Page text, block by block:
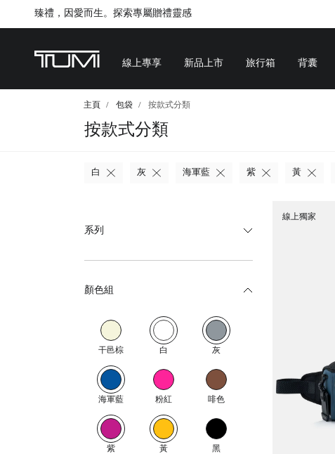
Citygate將進行内部重新裝修工程，期間暫停對外營業
線上專享 新品上市 旅行箱 背囊
主頁 包袋 按款式分類
按款式分類
白 灰 海軍藍 紫 黃
系列
顏色組
干邑棕 白 灰
海軍藍 粉紅 啡色
紫 黃 黑
線上獨家